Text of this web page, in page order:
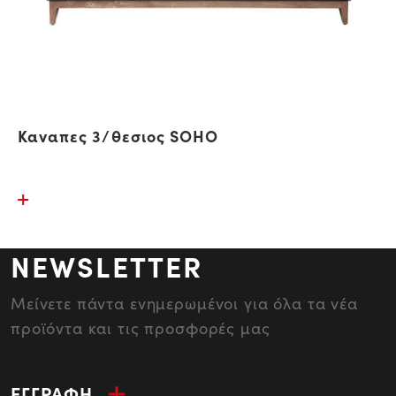
Καναπες 3/θεσιος SOHO
NEWSLETTER
Μείνετε πάντα ενημερωμένοι για όλα τα νέα
προϊόντα και τις προσφορές μας